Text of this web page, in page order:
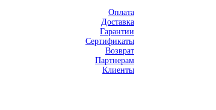
Оплата
Доставка
Гарантии
Сертификаты
Возврат
Партнерам
Клиенты